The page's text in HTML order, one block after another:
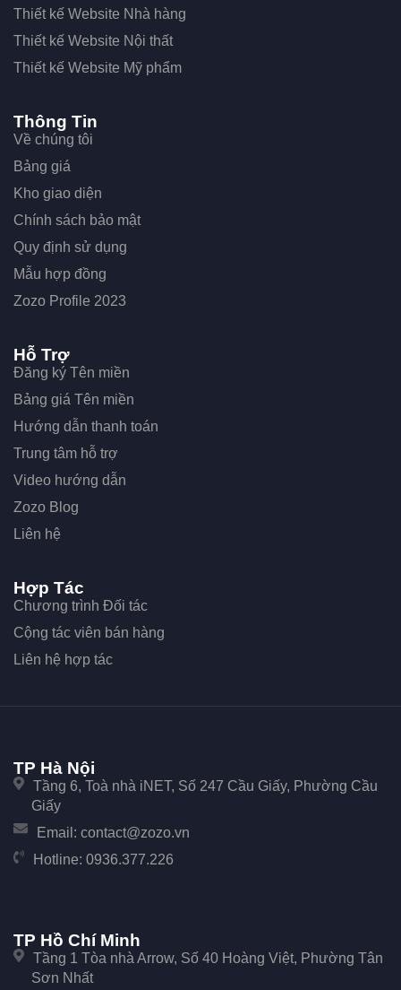
Thiết kế Website Nhà hàng
Thiết kế Website Nội thất
Thiết kế Website Mỹ phẩm
Thông Tin
Về chúng tôi
Bảng giá
Kho giao diện
Chính sách bảo mật
Quy định sử dụng
Mẫu hợp đồng
Zozo Profile 2023
Hỗ Trợ
Đăng ký Tên miền
Bảng giá Tên miền
Hướng dẫn thanh toán
Trung tâm hỗ trợ
Video hướng dẫn
Zozo Blog
Liên hệ
Hợp Tác
Chương trình Đối tác
Cộng tác viên bán hàng
Liên hệ hợp tác
TP Hà Nội
Tầng 6, Toà nhà iNET, Số 247 Cầu Giấy, Phường Cầu
Giấy
Email: contact@zozo.vn
Hotline: 0936.377.226
TP Hồ Chí Minh
Tầng 1 Tòa nhà Arrow, Số 40 Hoàng Việt, Phường Tân
Sơn Nhất